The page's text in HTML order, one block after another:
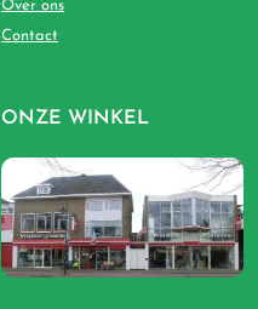
Over ons
Contact
ONZE WINKEL